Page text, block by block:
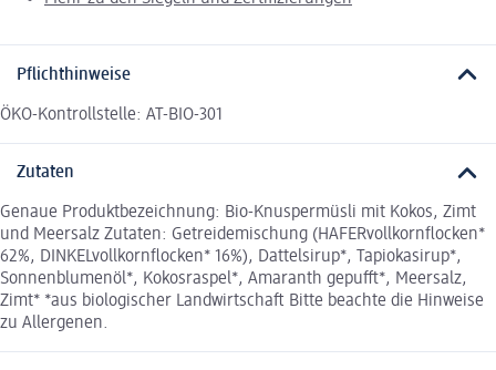
Pflichthinweise
ÖKO-Kontrollstelle: AT-BIO-301
Zutaten
Genaue Produktbezeichnung: Bio-Knuspermüsli mit Kokos, Zimt
und Meersalz Zutaten: Getreidemischung (HAFERvollkornflocken*
62%, DINKELvollkornflocken* 16%), Dattelsirup*, Tapiokasirup*,
Sonnenblumenöl*, Kokosraspel*, Amaranth gepufft*, Meersalz,
Zimt* *aus biologischer Landwirtschaft Bitte beachte die Hinweise
zu Allergenen.